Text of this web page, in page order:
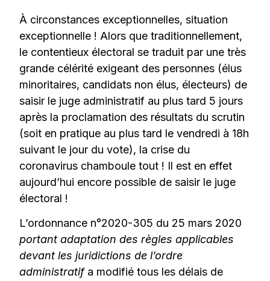
À circonstances exceptionnelles, situation
exceptionnelle ! Alors que traditionnellement,
le contentieux électoral se traduit par une très
grande célérité exigeant des personnes (élus
minoritaires, candidats non élus, électeurs) de
saisir le juge administratif au plus tard 5 jours
après la proclamation des résultats du scrutin
(soit en pratique au plus tard le vendredi à 18h
suivant le jour du vote), la crise du
coronavirus chamboule tout ! Il est en effet
aujourd’hui encore possible de saisir le juge
électoral !
L’ordonnance n°2020-305 du 25 mars 2020
portant adaptation des règles applicables
devant les juridictions de l’ordre
administratifa modifié tous les délais de